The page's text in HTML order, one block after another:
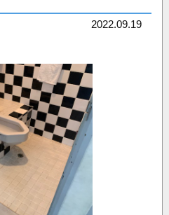
お問い合わせ
2022.09.19